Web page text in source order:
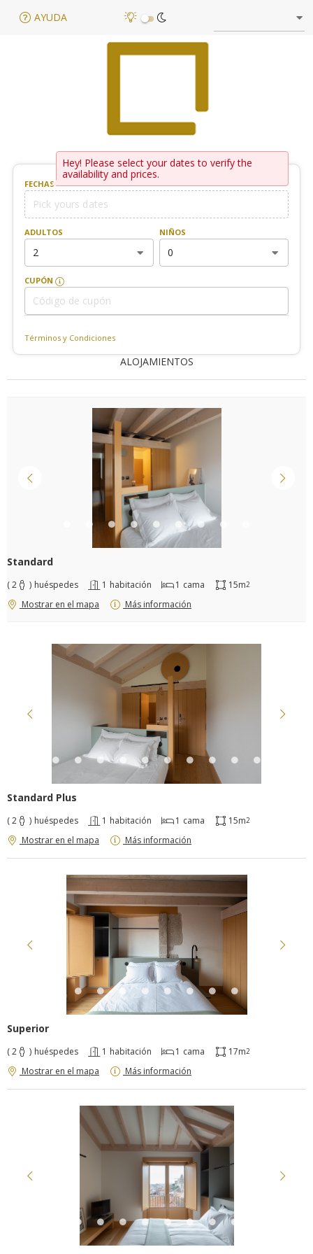
AYUDA
Hey! Please select your dates to verify the
availability and prices.
FECHAS
ADULTOS
2
NIÑOS
0
CUPÓN
Términos y Condiciones
ALOJAMIENTOS
Standard
( 2 ) huéspedes 1 habitación 1 cama 15m2
Mostrar en el mapa Más información
Standard Plus
( 2 ) huéspedes 1 habitación 1 cama 15m2
Mostrar en el mapa Más información
Superior
( 2 ) huéspedes 1 habitación 1 cama 17m2
Mostrar en el mapa Más información